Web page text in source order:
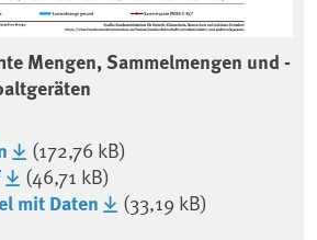
Mengen, Sammelmengen und -
(172,76 kB)
(46,71 kB)
mit Daten (33,19 kB)